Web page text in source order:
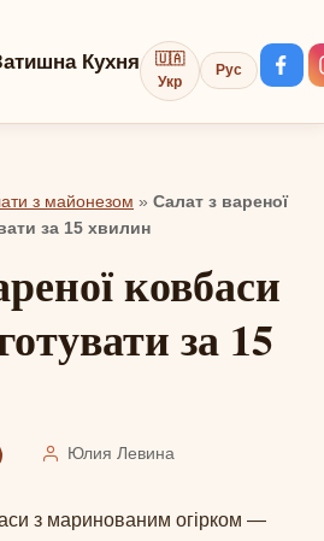
Кухня
🇺🇦
Укр
Рус
з майонезом » Салат з вареної
за 15 хвилин
за 15
Юлия Левина
з маринованим огірком —